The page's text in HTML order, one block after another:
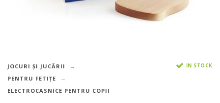
JOCURI ȘI JUCĂRII
PENTRU FETIȚE
ELECTROCASNICE PENTRU COPII
IN STOCK